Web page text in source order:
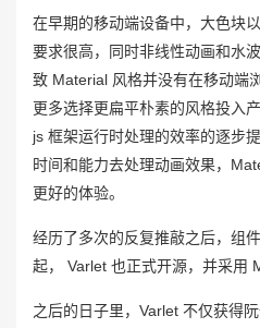
在早期的移动端设备中，大色块
要求很高，同时非线性动画和水
致 Material 风格并没有在移动端
更多选择更扁平朴素的风格投入
js 框架运行时处理的效率的逐步
时间和能力去处理动画效果，
更好的体验。
经历了多次的反复推敲之后，组
起， Varlet 也正式开源，并采用
之后的日子里，Varlet 不仅获得